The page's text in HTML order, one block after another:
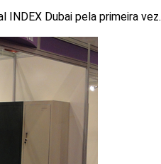
Dubai pela primeira vez.